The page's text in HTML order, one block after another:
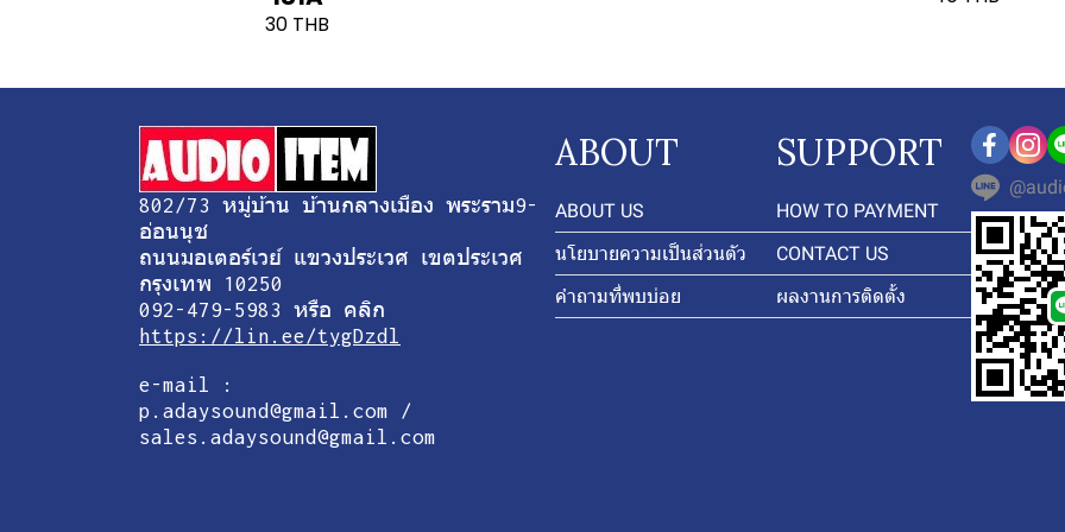
30 THB
802/73 หมู่บ้าน บ้านกลางเมือง พระราม9-
อ่อนนุช
ถนนมอเตอร์เวย์ แขวงประเวศ เขตประเวศ
กรุงเทพ 10250
092-479-5983 หรือ คลิก
https://lin.ee/tygDzdl
e-mail :
p.adaysound@gmail.com /
sales.adaysound@gmail.com
ABOUT
ABOUT US
นโยบายความเป็นส่วนตัว
คำถามที่พบบ่อย
SUPPORT
HOW TO PAYMENT
CONTACT US
ผลงานการติดตั้ง